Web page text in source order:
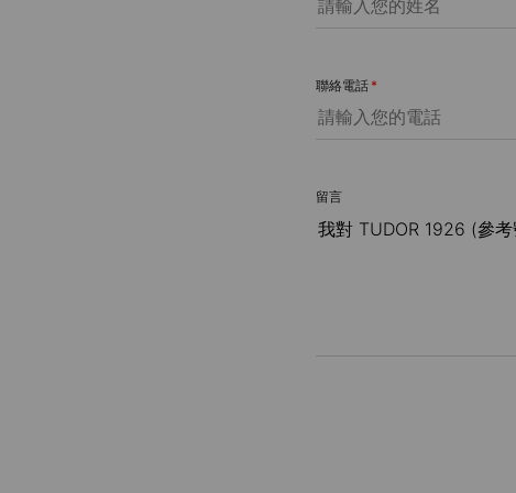
聯絡電話 *
留言